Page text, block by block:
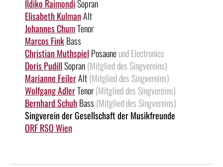
Ildiko RaimondiSopran
Elisabeth KulmanAlt
Johannes ChumTenor
Marcos FinkBass
Christian Muthspiel Posauneund Electronics
Doris PudillSopran(Mitglied des Singvereins)
Marianne FeilerAlt(Mitglied des Singvereins)
Wolfgang AdlerTenor(Mitglied des Singvereins)
Bernhard SchuhBass (Mitglied des Singvereins)
Singverein der Gesellschaft der Musikfreunde
ORF RSO Wien